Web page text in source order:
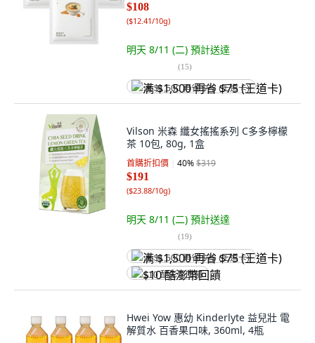
$108
($12.41/10g)
明天 8/11 (二) 預計送達
(15)
满 $1,500 再省 $75 (王道卡)
Vilson 米森 纖女搖搖系列 C多多檸檬
茶 10包, 80g, 1盒
首購折扣價 40%$319
$191
($23.88/10g)
明天 8/11 (二) 預計送達
(19)
满 $1,500 再省 $75 (王道卡)
$10 酷澎幣回饋
Hwei Yow 惠幼 Kinderlyte 益兒壯 電
解質水 百香果口味, 360ml, 4瓶